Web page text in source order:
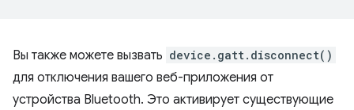
Вы также можете вызвать device.gatt.disconnect()
для отключения вашего веб-приложения от
устройства Bluetooth. Это активирует существующие